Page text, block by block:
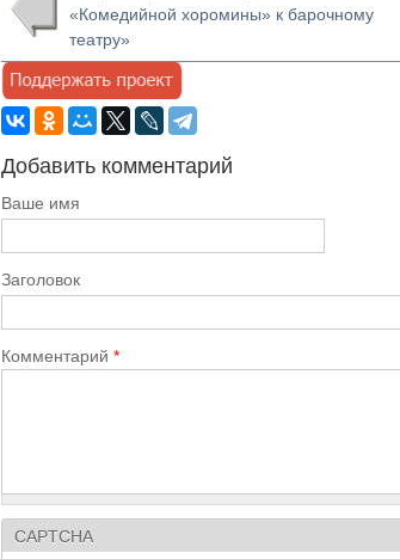
«Комедийной хоромины» к барочному
театру»
Добавить комментарий
Ваше имя
Заголовок
Комментарий*
CAPTCHA